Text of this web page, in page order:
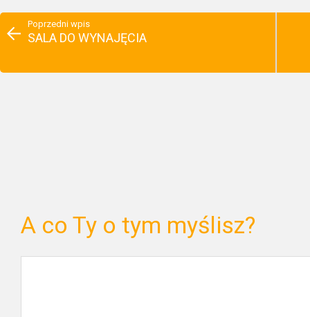
Poprzedni wpis
SALA DO WYNAJĘCIA
A co Ty o tym myślisz?